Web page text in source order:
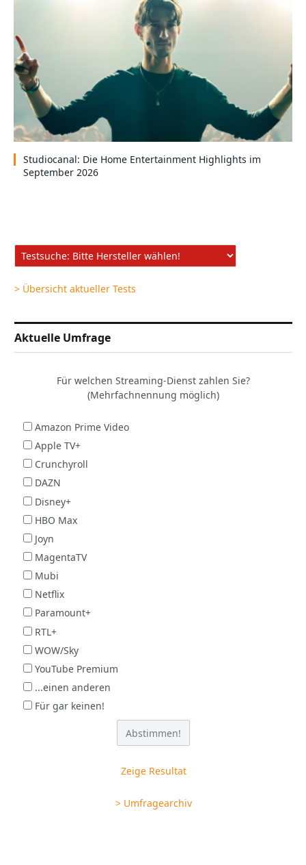
Studiocanal: Die Home Entertainment Highlights im
September 2026
> Übersicht aktueller Tests
Aktuelle Umfrage
Für welchen Streaming-Dienst zahlen Sie?
(Mehrfachnennung möglich)
Amazon Prime Video
Apple TV+
Crunchyroll
DAZN
Disney+
HBO Max
Joyn
MagentaTV
Mubi
Netflix
Paramount+
RTL+
WOW/Sky
YouTube Premium
...einen anderen
Für gar keinen!
Zeige Resultat
> Umfragearchiv